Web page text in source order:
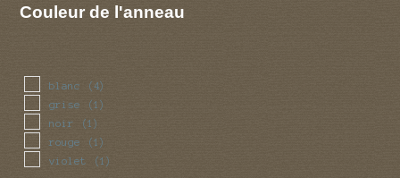
Couleur de l'anneau
blanc (4)
grise (1)
noir (1)
rouge (1)
violet (1)